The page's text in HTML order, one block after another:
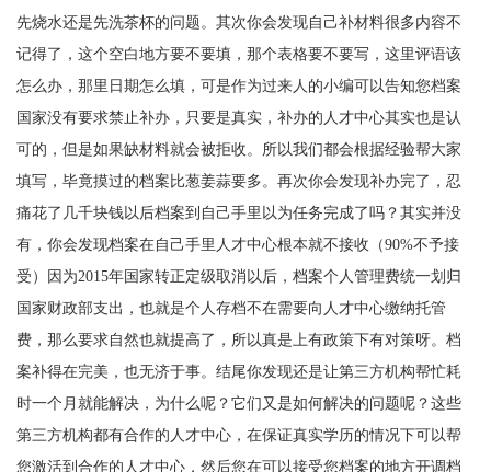
先烧水还是先洗茶杯的问题。其次你会发现自己补材料很多内容不
记得了，这个空白地方要不要填，那个表格要不要写，这里评语该
怎么办，那里日期怎么填，可是作为过来人的小编可以告知您档案
国家没有要求禁止补办，只要是真实，补办的人才中心其实也是认
可的，但是如果缺材料就会被拒收。所以我们都会根据经验帮大家
填写，毕竟摸过的档案比葱姜蒜要多。再次你会发现补办完了，忍
痛花了几千块钱以后档案到自己手里以为任务完成了吗？其实并没
有，你会发现档案在自己手里人才中心根本就不接收（90%不予接
受）因为2015年国家转正定级取消以后，档案个人管理费统一划归
国家财政部支出，也就是个人存档不在需要向人才中心缴纳托管
费，那么要求自然也就提高了，所以真是上有政策下有对策呀。档
案补得在完美，也无济于事。结尾你发现还是让第三方机构帮忙耗
时一个月就能解决，为什么呢？它们又是如何解决的问题呢？这些
第三方机构都有合作的人才中心，在保证真实学历的情况下可以帮
您激活到合作的人才中心，然后您在可以接受您档案的地方开调档